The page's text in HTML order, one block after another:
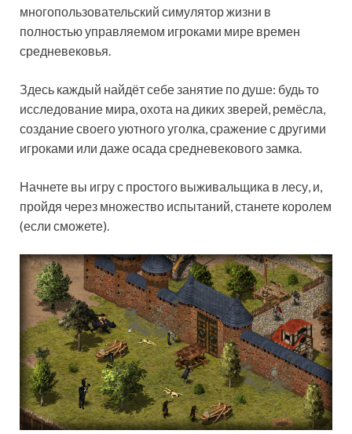
многопользовательский симулятор жизни в
полностью управляемом игроками мире времен
средневековья.
Здесь каждый найдёт себе занятие по душе: будь то
исследование мира, охота на диких зверей, ремёсла,
создание своего уютного уголка, сражение с другими
игроками или даже осада средневекового замка.
Начнете вы игру с простого выживальщика в лесу, и,
пройдя через множество испытаний, станете королем
(если сможете).